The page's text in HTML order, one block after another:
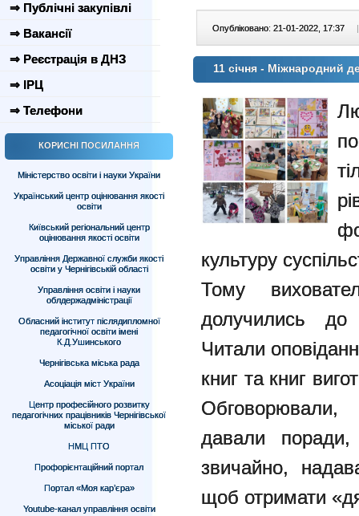
⇒ Публічні закупівлі
⇒ Вакансії
⇒ Реєстрація в ДНЗ
⇒ ІРЦ
⇒ Телефони
КОРИСНІ ПОСИЛАННЯ
Міністерство освіти і науки України
Український центр оцінювання якості
освіти
Київський регіональний центр
оцінювання якості освіти
Управління Державної служби якості
освіти у Чернігівській області
Управління освіти і науки
облдержадміністрації
Обласний інститут післядипломної
педагогічної освіти імені
К.Д.Ушинського
Чернігівська міська рада
Асоціація міст України
Центр професійного розвитку
педагогічних працівників Чернігівської
міської ради
НМЦ ПТО
Профорієнтаційний портал
Портал «Моя кар’єра»
Youtube-канал управління освіти
Опубліковано: 21-01-2022, 17:37 |
11 січня - Міжнародний
культуру
Тому
долучились до
Читали
книг та книг
давали
звичайно,
щоб отримати